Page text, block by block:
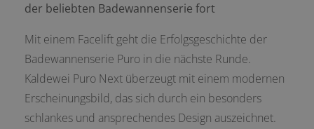
der beliebten Badewannenserie fort
Mit einem Facelift geht die Erfolgsgeschichte der
Badewannenserie Puro in die nächste Runde.
Kaldewei Puro Next überzeugt mit einem modernen
Erscheinungsbild, das sich durch ein besonders
schlankes und ansprechendes Design auszeichnet.